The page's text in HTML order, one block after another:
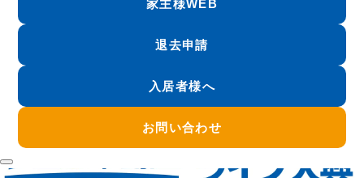
家主様WEB
退去申請
入居者様へ
お問い合わせ
空室診断
営業時間 9:00～18:00 定休日:年末年始・夏季休暇